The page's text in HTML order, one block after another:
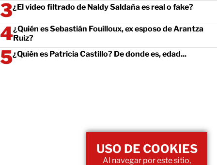
¿El video filtrado de Naldy Saldaña es real o fake?
¿Quién es Sebastián Fouilloux, ex esposo de Arantza
Ruiz?
¿Quién es Patricia Castillo? De donde es, edad...
USO DE COOKIES
Al navegar por este sitio,